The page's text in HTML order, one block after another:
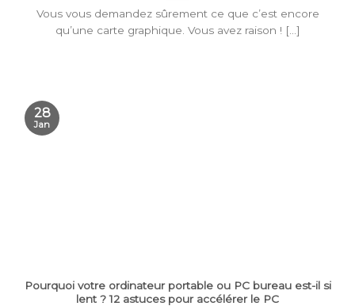
Vous vous demandez sûrement ce que c’est encore
qu’une carte graphique. Vous avez raison ! [...]
Pourquoi votre ordinateur portable ou PC bureau est-il si
lent ? 12 astuces pour accélérer le PC
28
Jan